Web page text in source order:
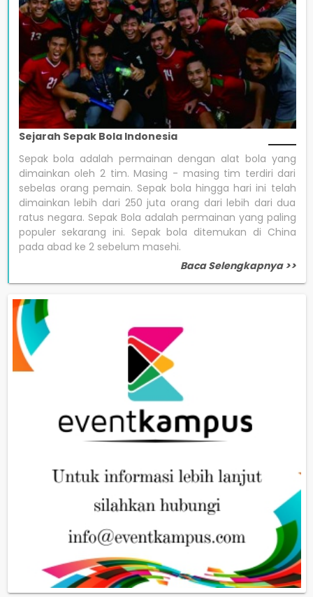
Sejarah Sepak Bola Indonesia
Sepak bola adalah permainan dengan alat bola yang
dimainkan oleh 2 tim. Masing - masing tim terdiri dari
sebelas orang pemain. Sepak bola hingga hari ini telah
dimainkan lebih dari 250 juta orang dari lebih dari dua
ratus negara. Sepak Bola adalah permainan yang paling
populer sekarang ini. Sepak bola ditemukan di China
pada abad ke 2 sebelum masehi.
Baca Selengkapnya >>